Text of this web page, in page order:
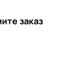
заказ